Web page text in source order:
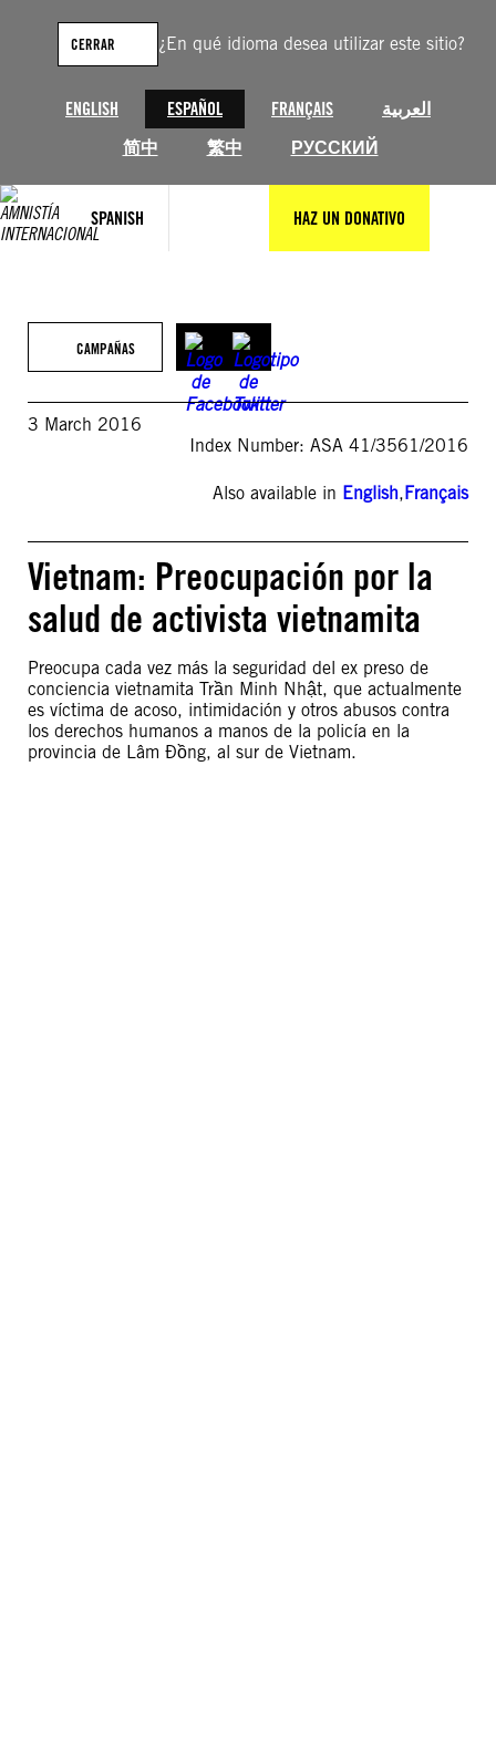
¿En qué idioma desea utilizar este sitio?
ENGLISH ESPAÑOL FRANÇAIS
العربية
简中
繁中 РУССКИЙ
CERRAR
SPANISH HAZ UN DONATIVO
contenido
CAMPAÑAS
3 March 2016
Index Number: ASA 41/3561/2016
Also available in English,Français
Vietnam: Preocupación por la
salud de activista vietnamita
Preocupa cada vez más la seguridad del ex preso de
conciencia vietnamita Trần Minh Nhật, que actualmente
es víctima de acoso, intimidación y otros abusos contra
los derechos humanos a manos de la policía en la
provincia de Lâm Đồng, al sur de Vietnam.